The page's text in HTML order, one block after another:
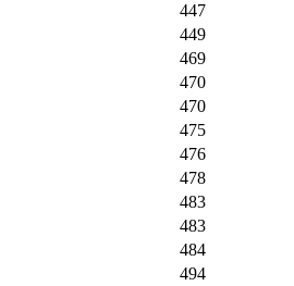
447
449
469
470
470
475
476
478
483
483
484
494